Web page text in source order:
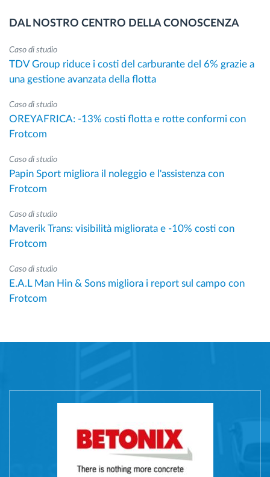
DAL NOSTRO CENTRO DELLA CONOSCENZA
Caso di studio
TDV Group riduce i costi del carburante del 6% grazie a
una gestione avanzata della flotta
Caso di studio
OREYAFRICA: -13% costi flotta e rotte conformi con
Frotcom
Caso di studio
Papin Sport migliora il noleggio e l'assistenza con
Frotcom
Caso di studio
Maverik Trans: visibilità migliorata e -10% costi con
Frotcom
Caso di studio
E.A.L Man Hin & Sons migliora i report sul campo con
Frotcom